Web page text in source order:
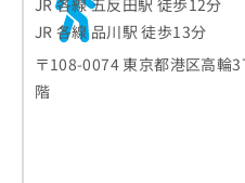
JR 各線 品川駅 徒歩13分
〒108-0074 東京都港区高輪
階